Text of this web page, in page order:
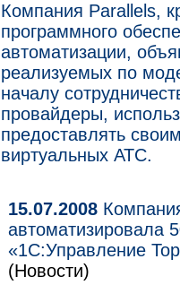
Компания Parallels,
программного
автоматизации,
реализуемых по
началу
провайдеры,
предоставлять
виртуальных АТС.
15.07.2008
автоматизировала
«1С:Управление
(Новости)